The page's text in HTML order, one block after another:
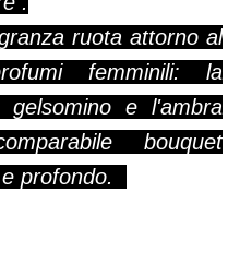
ruota attorno al
femminili: la
e l'ambra
bouquet
profondo.